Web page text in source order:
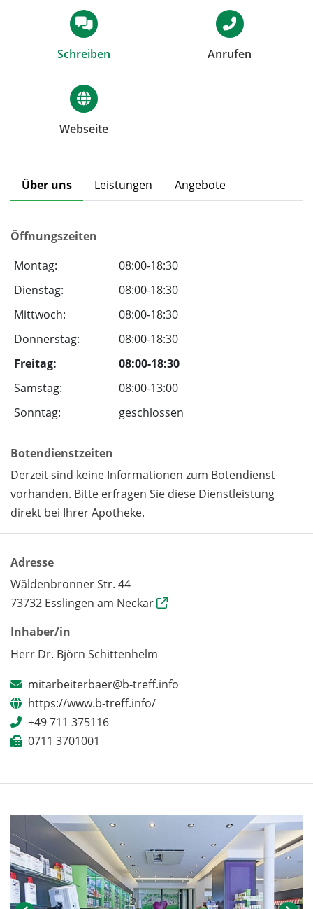
Schreiben Anrufen
Webseite
Über uns Leistungen Angebote
Öffnungszeiten
Montag:
08:00-18:30
Dienstag:
08:00-18:30
Mittwoch:
08:00-18:30
Donnerstag:
08:00-18:30
Freitag:
08:00-18:30
Samstag:
08:00-13:00
Sonntag:
geschlossen
Botendienstzeiten
Derzeit sind keine Informationen zum Botendienst
vorhanden. Bitte erfragen Sie diese Dienstleistung
direkt bei Ihrer Apotheke.
Adresse
Wäldenbronner Str. 44
73732 Esslingen am Neckar
Inhaber/in
Herr Dr. Björn Schittenhelm
mitarbeiterbaer@b-treff.info
https://www.b-treff.info/
+49 711 375116
0711 3701001